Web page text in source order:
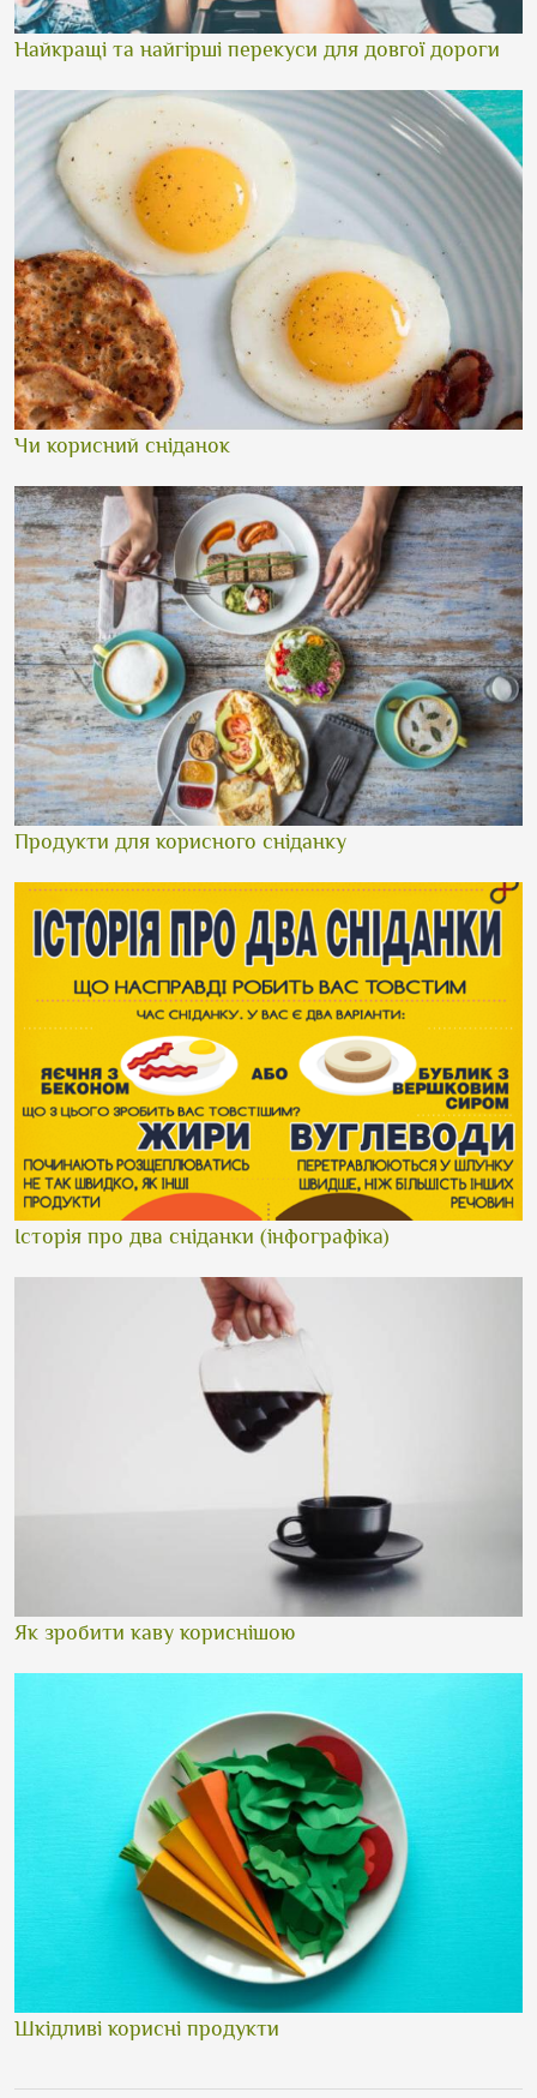
Найкращі та найгірші перекуси для довгої дороги
Чи корисний сніданок
Продукти для корисного сніданку
Історія про два сніданки (інфографіка)
Як зробити каву кориснішою
Шкідливі корисні продукти